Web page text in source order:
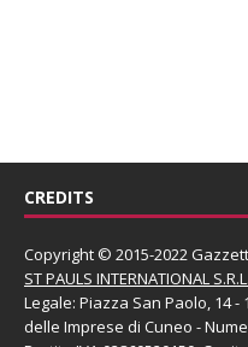
CREDITS
Copyright © 2015-2022
ST PAULS INTERNATIONAL S.R.L.
Legale: Piazza San Paolo, 14 -
delle Imprese di Cuneo -